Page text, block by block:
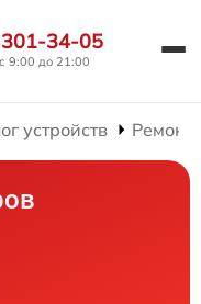
34-05
9:00 до 21:00
устройств Ремонт